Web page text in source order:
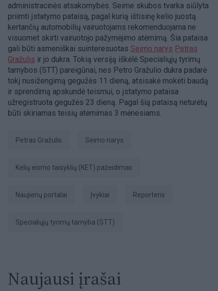
administracinės atsakomybės. Seime skubos tvarka siūlyta
priimti įstatymo pataisą, pagal kurią ištisinę kelio juostą
kertančių automobilių vairuotojams rekomenduojama ne
visuomet skirti vairuotojo pažymėjimo atėmimą. Šia pataisa
gali būti asmeniškai suinteresuotas Seimo narys Petras
Gražulis ir jo dukra. Tokią versiją iškėlė Specialiųjų tyrimų
tarnybos (STT) pareigūnai, nes Petro Gražulio dukra padarė
tokį nusižengimą gegužės 11 dieną, atsisakė mokėti baudą
ir sprendimą apskundė teismui, o įstatymo pataisa
užregistruota gegužės 23 dieną. Pagal šią pataisą neturėtų
būti skiriamas teisių atėmimas 3 mėnesiams.
Petras Gražulis Seimo narys
Kelių eismo taisyklių (KET) pažeidimas
naujienų portalai Įvykiai Reporteris
Specialiųjų tyrimų tarnyba (STT)
Naujausi įrašai